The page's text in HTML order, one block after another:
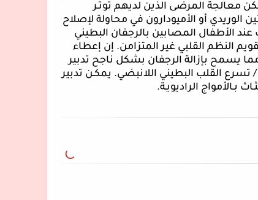
معالجة المرضى الذين لديهم توتـر
الوريدي أو الأميودارون في محاولة لإصلاح
الأطفال المصابين بالرجفان البطيني
النظم القلبي غير المتزامن. إن إعطاء
يسمح بإزالة الرجفان بشكل ناجح تدبير
تسرع القلب البطيني اللانبضي. يمكـن تدبير
بـالأمواج الراديويـة.